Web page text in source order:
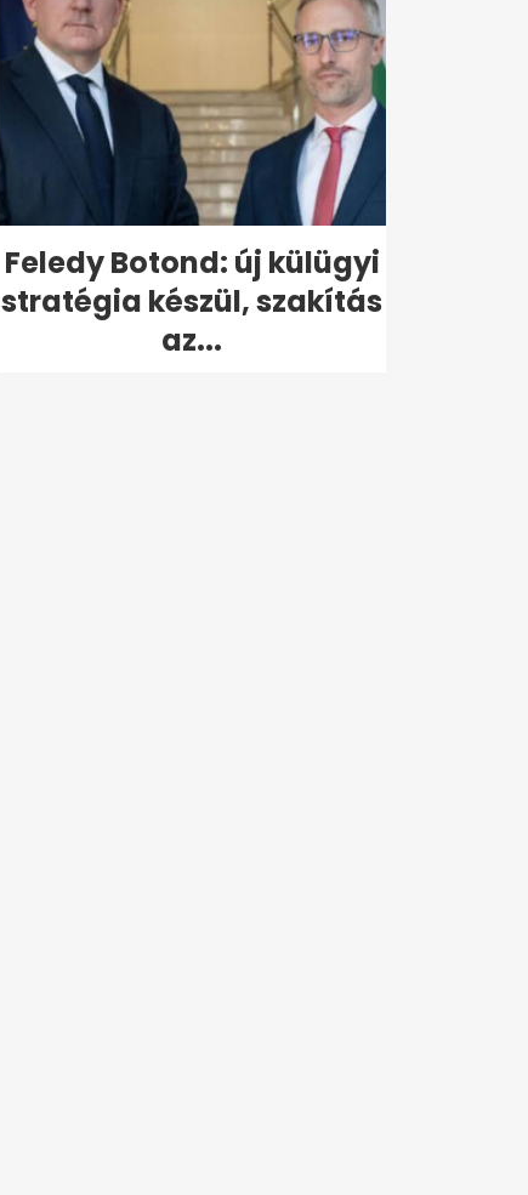
Feledy Botond: új külügyi
stratégia készül, szakítás
az...